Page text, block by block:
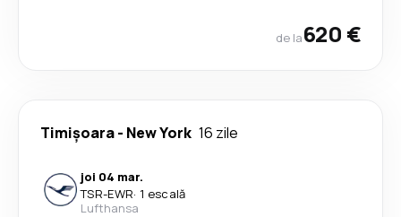
de la620 €
Timișoara- New York 16 zile
joi 04 mar.
TSR-EWR· 1 escală
Lufthansa